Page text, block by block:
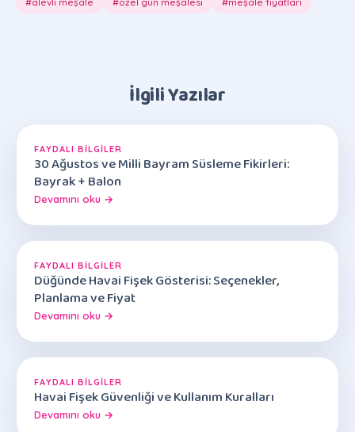
İlgili Yazılar
FAYDALI BILGILER
30 Ağustos ve Milli Bayram Süsleme Fikirleri:
Bayrak + Balon
Devamını oku →
FAYDALI BILGILER
Düğünde Havai Fişek Gösterisi: Seçenekler,
Planlama ve Fiyat
Devamını oku →
FAYDALI BILGILER
Havai Fişek Güvenliği ve Kullanım Kuralları
Devamını oku →